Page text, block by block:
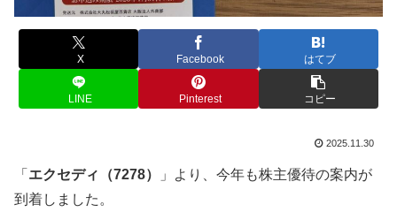
X Facebook はてブ
LINE Pinterest コピー
2025.11.30
「 エクセディ（7278）
」より、今年も株主優待の案内が
到着しました。